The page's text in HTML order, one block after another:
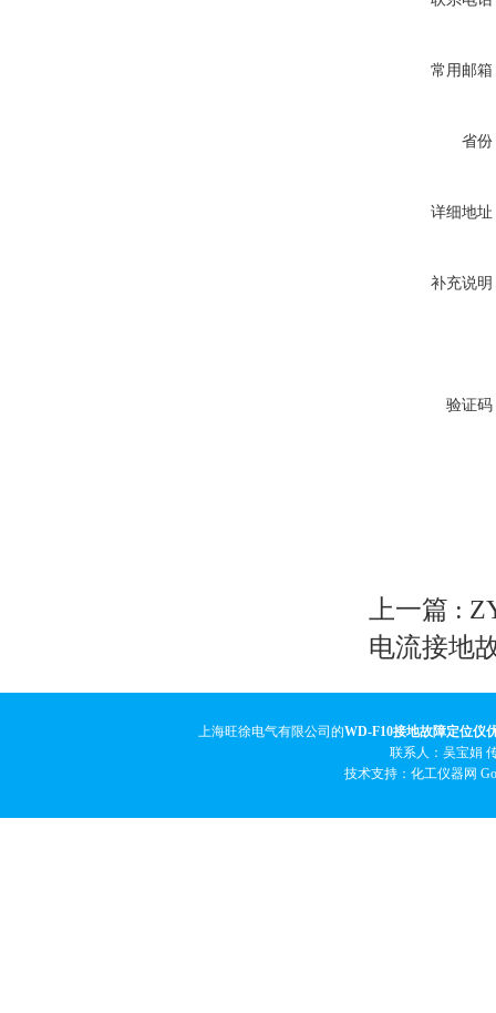
常用邮箱
省份
详细地址
补充说明
验证码
上一篇 :
电流接地
上海旺徐电气有限公司的WD-F10接地故障定位仪
联系人：吴宝娟
技术支持：化工仪器网